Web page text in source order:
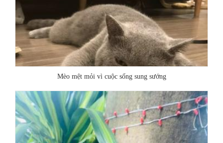
Mèo mệt mỏi vì cuộc sống sung sướng